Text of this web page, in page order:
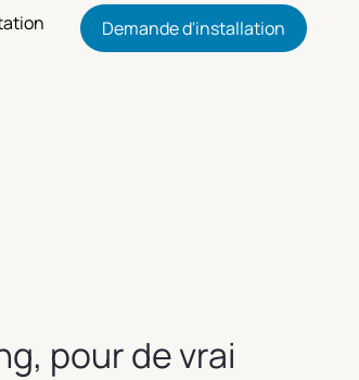
Demande d'installation
pour de vrai